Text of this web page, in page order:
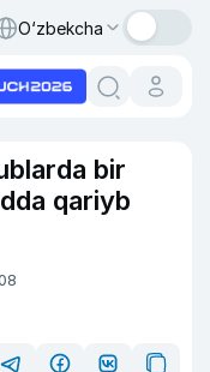
O‘zbekcha
bir
qariyb